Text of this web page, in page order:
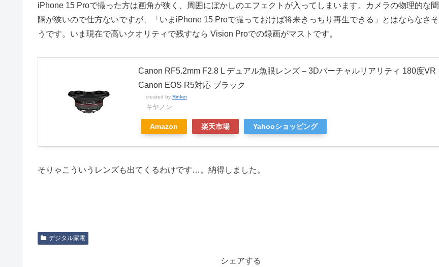
iPhone 15 Proで撮った方は画角が狭く、周囲にぼかしのエフェクトが入ってしまいます。カメラの物理的な間
隔が狭いので仕方ないですが、「いまiPhone 15 Proで撮っておけば将来きっちり再生できる」とはならなさそ
うです。いま現在で高いクオリティで残すなら Vision Proでの録画がマストです。
Canon RF5.2mm F2.8 L デュアル魚眼レンズ – 3Dバーチャルリアリティ 180度VR
Canon EOS R5対応 ブラック
created by Rinker
キヤノン
Amazon 楽天市場 Yahooショッピング
そりゃこういうレンズも出てくるわけです…。納得しました。
デジタル家電
シェアする